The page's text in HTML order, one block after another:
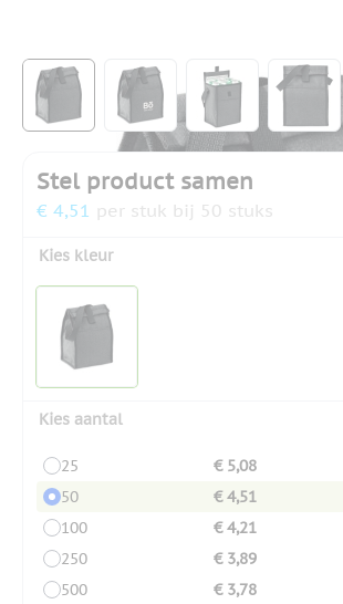
View larger imageView larger image
View larger
Stel product samen
€ 4,51 per stuk bij 50 stuks
Kies kleur
Kies aantal
25
€ 5,08
50
€ 4,51
100
€ 4,21
250
€ 3,89
500
€ 3,78